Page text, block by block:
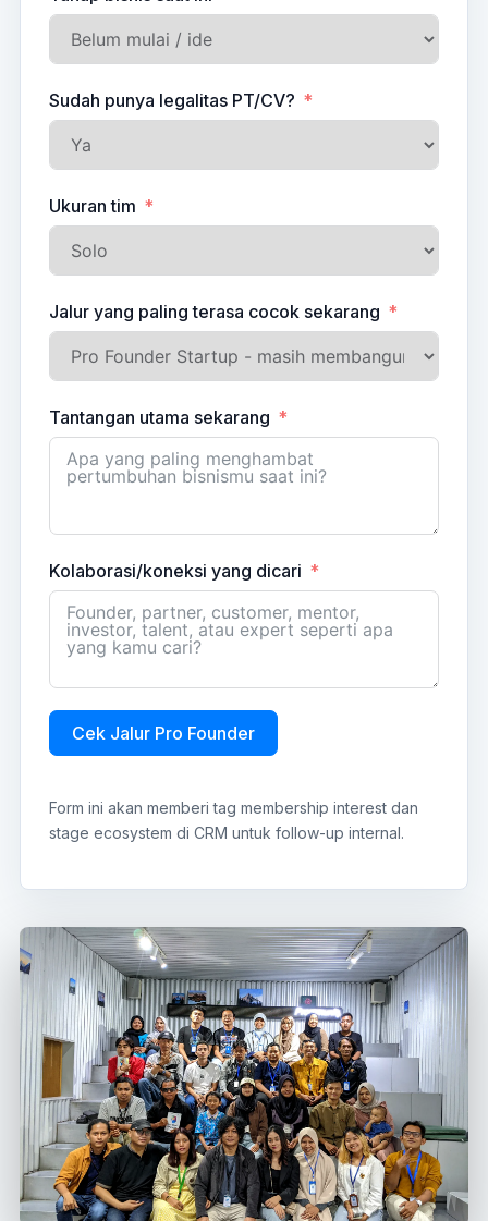
Sudah punya legalitas PT/CV?
Ukuran tim
Jalur yang paling terasa cocok sekarang
Tantangan utama sekarang
Kolaborasi/koneksi yang dicari
Cek Jalur Pro Founder
Form ini akan memberi tag membership interest dan
stage ecosystem di CRM untuk follow-up internal.